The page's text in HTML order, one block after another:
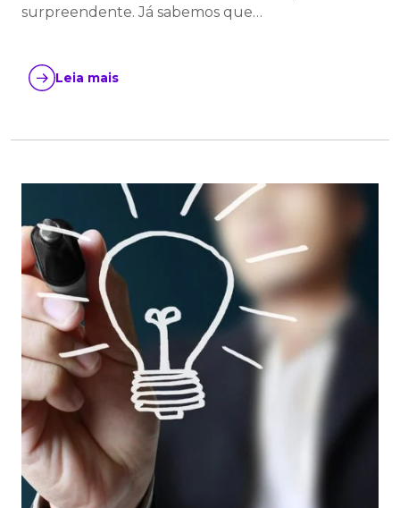
surpreendente. Já sabemos que…
Leia mais